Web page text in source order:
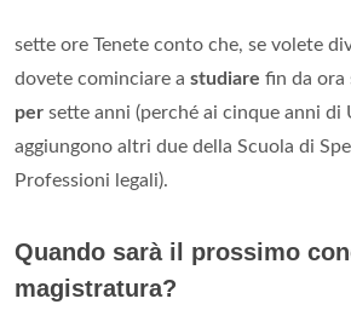
sette ore Tenete conto che, se volete
dovete cominciare a studiare fin da ora
per sette anni (perché ai cinque anni di
aggiungono altri due della Scuola di
Professioni legali).
Quando sarà il prossimo
magistratura?